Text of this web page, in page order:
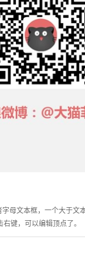
母文本框，一个大于文
键，可以编辑顶点了。